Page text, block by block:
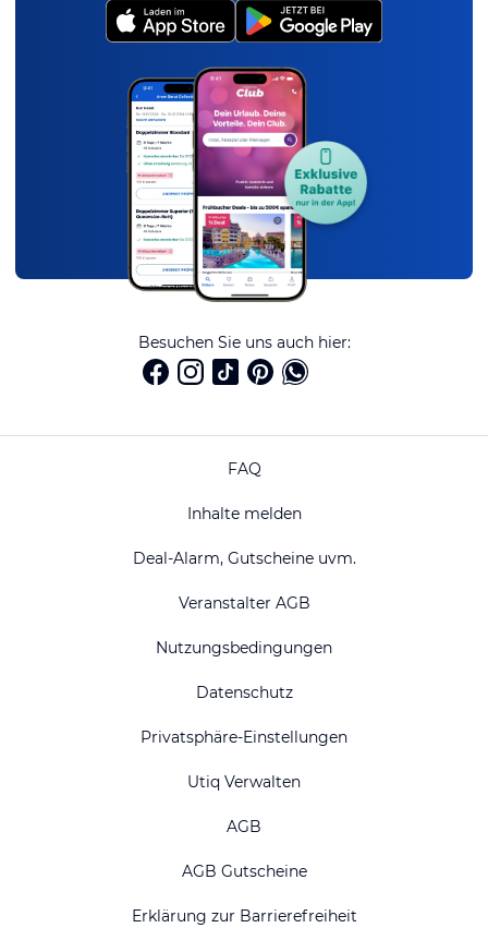
Besuchen Sie uns auch hier:
FAQ
Inhalte melden
Deal-Alarm, Gutscheine uvm.
Veranstalter AGB
Nutzungsbedingungen
Datenschutz
Privatsphäre-Einstellungen
Utiq Verwalten
AGB
AGB Gutscheine
Erklärung zur Barrierefreiheit